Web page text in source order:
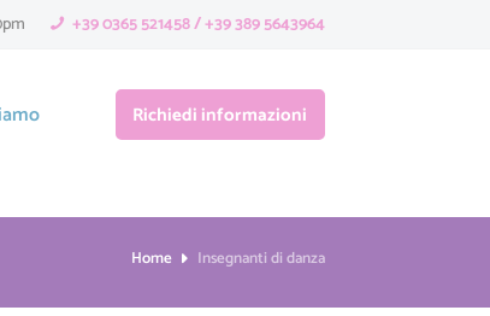
+39 0365 521458 / +39 389 5643964
Richiedi informazioni
Home Insegnanti di danza